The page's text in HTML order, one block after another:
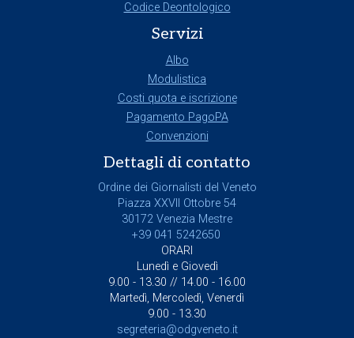
Codice Deontologico
Servizi
Albo
Modulistica
Costi quota e iscrizione
Pagamento PagoPA
Convenzioni
Dettagli di contatto
Ordine dei Giornalisti del Veneto
Piazza XXVII Ottobre 54
30172 Venezia Mestre
+39 041 5242650
ORARI
Lunedì e Giovedì
9.00 - 13.30 // 14.00 - 16.00
Martedì, Mercoledì, Venerdì
9.00 - 13.30
segreteria@odgveneto.it